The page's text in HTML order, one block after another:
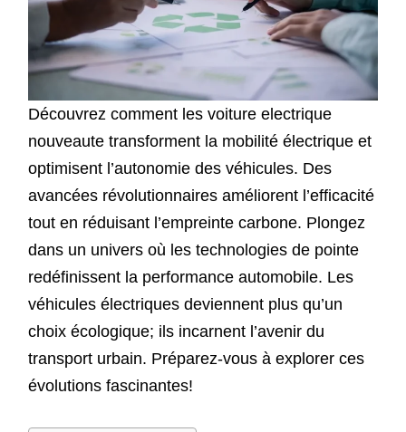
Découvrez comment les voiture electrique
nouveaute transforment la mobilité électrique et
optimisent l’autonomie des véhicules. Des
avancées révolutionnaires améliorent l’efficacité
tout en réduisant l’empreinte carbone. Plongez
dans un univers où les technologies de pointe
redéfinissent la performance automobile. Les
véhicules électriques deviennent plus qu’un
choix écologique; ils incarnent l’avenir du
transport urbain. Préparez-vous à explorer ces
évolutions fascinantes!